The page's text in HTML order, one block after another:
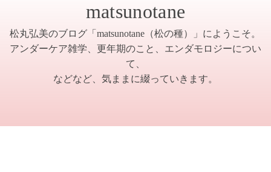
matsunotane
松丸弘美のブログ「matsunotane（松の種）」にようこそ。
アンダーケア雑学、更年期のこと、エンダモロジーについ
て、
などなど、気ままに綴っていきます。